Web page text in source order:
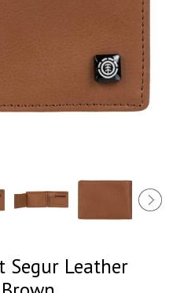
Segur Leather